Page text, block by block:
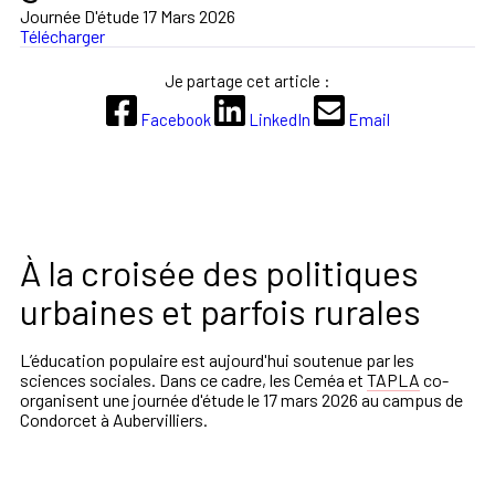
À la croisée des politiques
urbaines et parfois rurales
L’éducation populaire est aujourd'hui soutenue par les
sciences sociales. Dans ce cadre, les Ceméa et TAPLA co-
organisent une journée d'étude le 17 mars 2026 au campus de
Condorcet à Aubervilliers.
Journée D'étude 17 Mars 2026
Télécharger
Je partage cet article :
Facebook
LinkedIn Email